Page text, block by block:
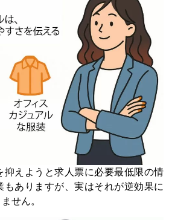
抑えようと求人票に必要最低限の情
もありますが、実はそれが逆効果に
せん。